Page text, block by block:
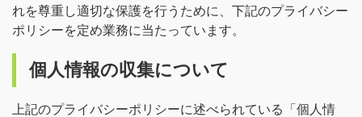
れを尊重し適切な保護を行うために、下記のプライバシー
ポリシーを定め業務に当たっています。
個人情報の収集について
上記のプライバシーポリシーに述べられている「個人情